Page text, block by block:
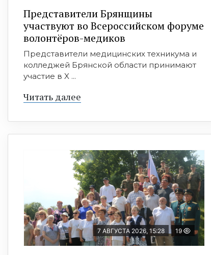
Представители Брянщины
участвуют во Всероссийском форуме
волонтёров-медиков
Представители медицинских техникума и
колледжей Брянской области принимают
участие в X ...
Читать далее
7 АВГУСТА 2026, 15:28 19